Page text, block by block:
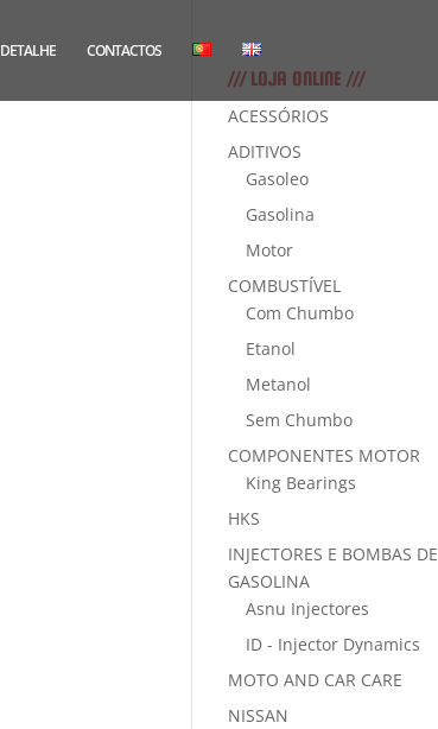
DETALHE CONTACTOS
/// LOJA ONLINE ///
ACESSÓRIOS
ADITIVOS
Gasoleo
Gasolina
Motor
COMBUSTÍVEL
Com Chumbo
Etanol
Metanol
Sem Chumbo
COMPONENTES MOTOR
King Bearings
HKS
INJECTORES E BOMBAS DE
GASOLINA
Asnu Injectores
ID - Injector Dynamics
MOTO AND CAR CARE
NISSAN